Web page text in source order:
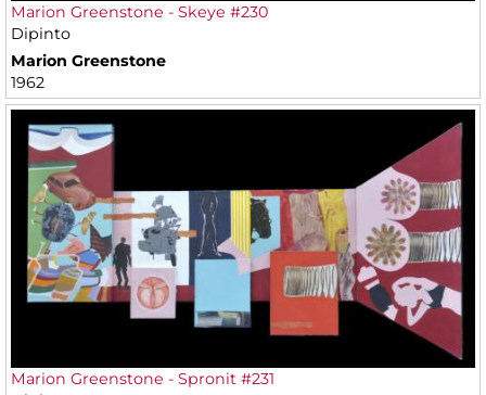
Marion Greenstone - Skeye #230
Dipinto
Marion Greenstone
1962
Marion Greenstone - Spronit #231